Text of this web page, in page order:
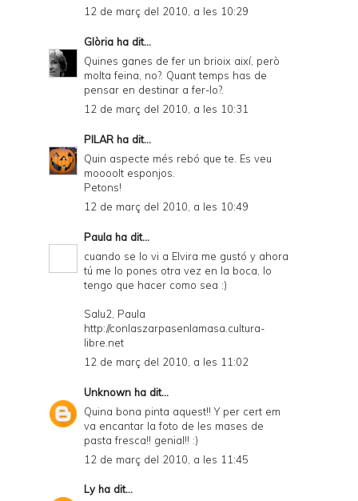
12 de març del 2010, a les 10:29
Glòria ha dit...
Quines ganes de fer un brioix així, però
molta feina, no?. Quant temps has de
pensar en destinar a fer-lo?.
12 de març del 2010, a les 10:31
PILAR ha dit...
Quin aspecte més rebó que te. Es veu
moooolt esponjos.
Petons!
12 de març del 2010, a les 10:49
Paula ha dit...
cuando se lo vi a Elvira me gustó y ahora
tú me lo pones otra vez en la boca, lo
tengo que hacer como sea :)
Salu2, Paula
http://conlaszarpasenlamasa.cultura-
libre.net
12 de març del 2010, a les 11:02
Unknown ha dit...
Quina bona pinta aquest!! Y per cert em
va encantar la foto de les mases de
pasta fresca!! genial!! :)
12 de març del 2010, a les 11:45
Lyha dit...